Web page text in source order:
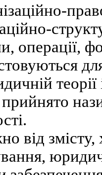
операції,
теорії
від змісту,